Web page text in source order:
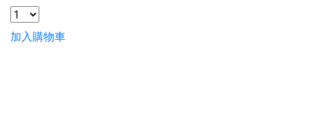
加入購物車